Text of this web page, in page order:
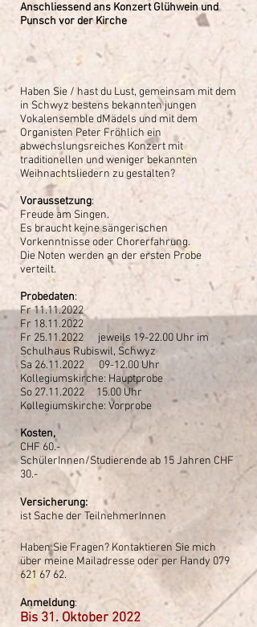
Anschliessend ans Konzert Glühwein und
Punsch vor der Kirche
Haben Sie / hast du Lust, gemeinsam mit dem
in Schwyz bestens bekannten jungen
Vokalensemble dMädels und mit dem
Organisten Peter Fröhlich ein
abwechslungsreiches Konzert mit
traditionellen und weniger bekannten
Weihnachtsliedern zu gestalten?
Voraussetzung:
Freude am Singen.
Es braucht keine sängerischen
Vorkenntnisse oder Chorerfahrung.
Die Noten werden an der ersten Probe
verteilt.
Probedaten:
Fr11.11.2022
Fr 18.11.2022
Fr 25.11.2022 jeweils 19-22.00 Uhr im
Schulhaus Rubiswil, Schwyz
Sa 26.11.2022 09-12.00 Uhr
Kollegiumskirche: Hauptprobe
So 27.11.2022 15.00 Uhr
Kollegiumskirche: Vorprobe
Kosten,
CHF 60.-
SchülerInnen/Studierende ab 15 Jahren CHF
30.-
Versicherung:
ist Sache der TeilnehmerInnen
Haben Sie Fragen? Kontaktieren Sie mich
über meine Mailadresse oder per Handy 079
621 67 62.
Anmeldung:
Bis 31. Oktober 2022